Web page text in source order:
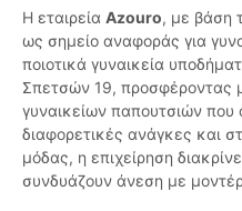
Η εταιρεία Azouro, με βάση
ως σημείο αναφοράς για
ποιοτικά γυναικεία
Σπετσών 19, προσφέροντας
γυναικείων παπουτσιών που
διαφορετικές ανάγκες και
μόδας, η επιχείρηση
συνδυάζουν άνεση με